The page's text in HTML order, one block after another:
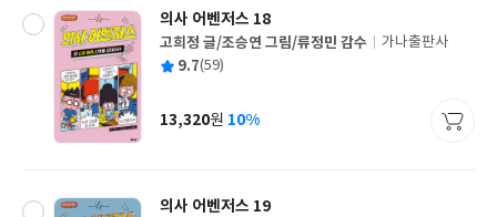
의사 어벤저스 18
글
쓴
고희정 글/조승연 그림/류정민 감수
출
사
가나출판사
평 9.7(59)
가
13,320원 10%
의사 어벤저스 19